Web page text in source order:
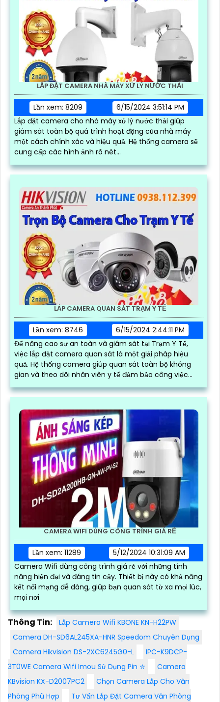
LẮP ĐẶT CAMERA NHÀ MÁY XỬ LÝ NƯỚC THẢI
Lần xem: 8209
6/15/2024 3:51:14 PM
Lắp đặt camera cho nhà máy xử lý nước thải giúp
giám sát toàn bộ quá trình hoạt động của nhà máy
một cách chính xác và hiệu quả. Hệ thống camera sẽ
cung cấp các hình ảnh rõ nét...
LẮP CAMERA QUAN SÁT TRẠM Y TẾ
Lần xem: 8746
6/15/2024 2:44:11 PM
Để nâng cao sự an toàn và giám sát tại Trạm Y Tế,
việc lắp đặt camera quan sát là một giải pháp hiệu
quả. Hệ thống camera giúp quan sát toàn bộ không
gian và theo dõi nhân viên y tế đảm bảo công việc
diễn ra suôn sẻ
CAMERA WIFI DÙNG CÔNG TRÌNH GIÁ RẺ
Lần xem: 11289
5/12/2024 10:31:09 AM
Camera Wifi dùng công trình giá rẻ với những tính
năng hiện đại và đáng tin cậy. Thiết bị này có khả năng
kết nối mạng dễ dàng, giúp bạn quan sát từ xa mọi lúc,
mọi nơi
Thông Tin:
Lắp Camera Wifi KBONE KN-H22PW
Camera DH-SD6AL245XA-HNR Speedom Chuyên Dụng
Camera Hikvision DS-2XC6245G0-L
IPC-K9DCP-
3T0WE Camera Wifi Imou Sử Dụng Pin ✮
Camera
KBvision KX-D2007PC2
Chọn Camera Lắp Cho Văn
Phòng Phù Hợp
Tư Vấn Lắp Đặt Camera Văn Phòng